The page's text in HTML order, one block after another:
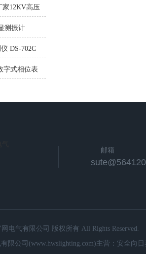
缘垫
家12KV高压
缘垫
测振计
测振计
DS-702C
字式相位表
邮箱
电气有限公司 版权所有 All Rights Reserved.
限公司(www.hwslighting.com)主营：安全